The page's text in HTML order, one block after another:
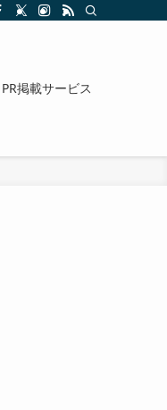
PR掲載サービス